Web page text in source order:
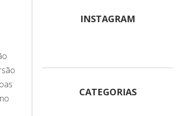
INSTAGRAM
CATEGORIAS